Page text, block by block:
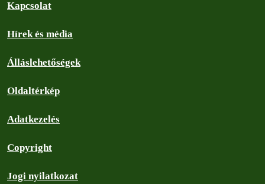
Kapcsolat
Hírek és média
Álláslehetőségek
Oldaltérkép
Adatkezelés
Copyright
Jogi nyilatkozat